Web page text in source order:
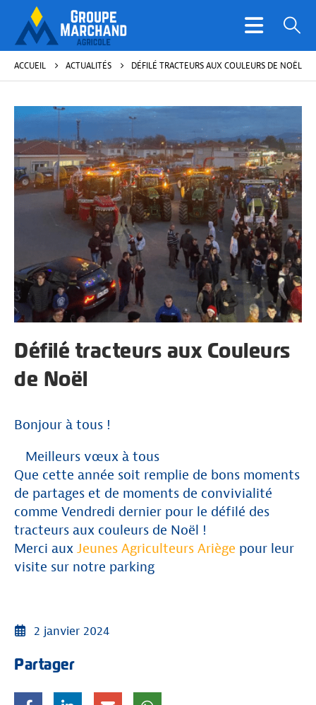
ACCUEIL ACTUALITÉS DÉFILÉ TRACTEURS AUX COULEURS DE NOËL
Défilé tracteurs aux Couleurs
de Noël
Bonjour à tous !
Meilleurs vœux à tous
Que cette année soit remplie de bons moments
de partages et de moments de convivialité
comme Vendredi dernier pour le défilé des
tracteurs aux couleurs de Noël !
Merci aux Jeunes Agriculteurs Ariège pour leur
visite sur notre parking
2 janvier 2024
Partager